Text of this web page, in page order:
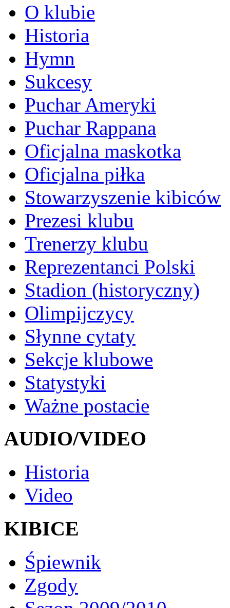
O klubie
Historia
Hymn
Sukcesy
Puchar Ameryki
Puchar Rappana
Oficjalna maskotka
Oficjalna piłka
Stowarzyszenie kibiców
Prezesi klubu
Trenerzy klubu
Reprezentanci Polski
Stadion (historyczny)
Olimpijczycy
Słynne cytaty
Sekcje klubowe
Statystyki
Ważne postacie
AUDIO/VIDEO
Historia
Video
KIBICE
Śpiewnik
Zgody